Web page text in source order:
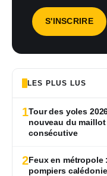
LES PLUS LUS
1Tour des yoles
nouveau du
consécutive
2Feux en
pompiers